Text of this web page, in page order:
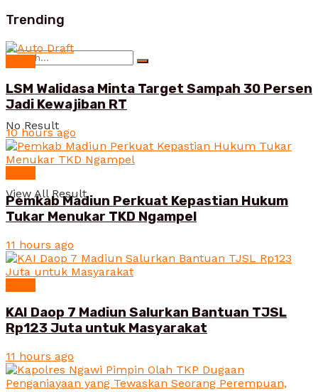
No Result
View All Result
Trending
LSM Walidasa Minta Target Sampah 30 Persen
Jadi Kewajiban RT
10 hours ago
Pemkab Madiun Perkuat Kepastian Hukum
Tukar Menukar TKD Ngampel
11 hours ago
KAI Daop 7 Madiun Salurkan Bantuan TJSL
Rp123 Juta untuk Masyarakat
11 hours ago